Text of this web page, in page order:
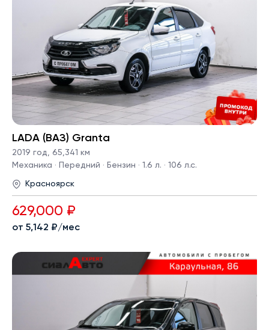
LADA (ВАЗ) Granta
2019 год, 65,341 км
Механика · Передний · Бензин · 1.6 л. · 106 л.с.
Красноярск
629,000 ₽
от 5,142 ₽/мес